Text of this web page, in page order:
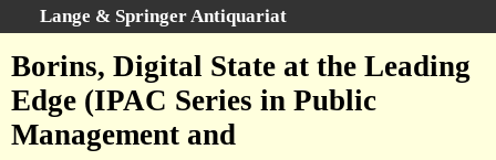
Lange & Springer Antiquariat
Startseite
Erweiterte Suche
Kategorien
Borins, Digital State at the Leading
Edge (IPAC Series in Public
Management and